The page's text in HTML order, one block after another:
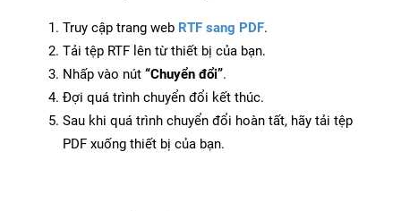
Truy cập trang web RTF sang PDF.
Tải tệp RTF lên từ thiết bị của bạn.
Nhấp vào nút “Chuyển đổi”.
Đợi quá trình chuyển đổi kết thúc.
Sau khi quá trình chuyển đổi hoàn tất, hãy tải tệp
PDF xuống thiết bị của bạn.